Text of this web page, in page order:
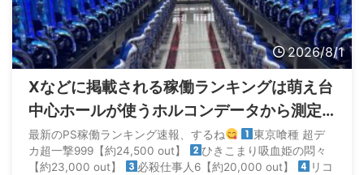
2026/8/1
Xなどに掲載される稼働ランキングは萌え台
中心ホールが使うホルコンデータから測定
されてるから参考にならないらしい
最新のPS稼働ランキング速報、するね
東京喰種 超デ
カ超一撃999【約24,500 out】
ひきこまり吸血姫の悶々
【約23,000 out】
必殺仕事人6【約20,000 out】
リコ